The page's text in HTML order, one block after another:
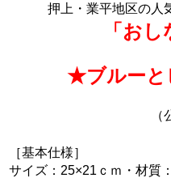
押上・業平地区の人
「お
★ブルーと
［基本仕様］
サイズ：25×21ｃｍ・材質